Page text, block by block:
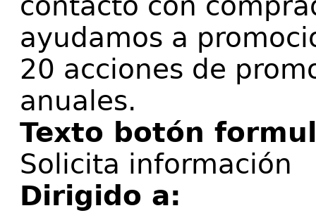
ayudamos a
20 acciones de
anuales.
Texto botón
Solicita información
Dirigido a: